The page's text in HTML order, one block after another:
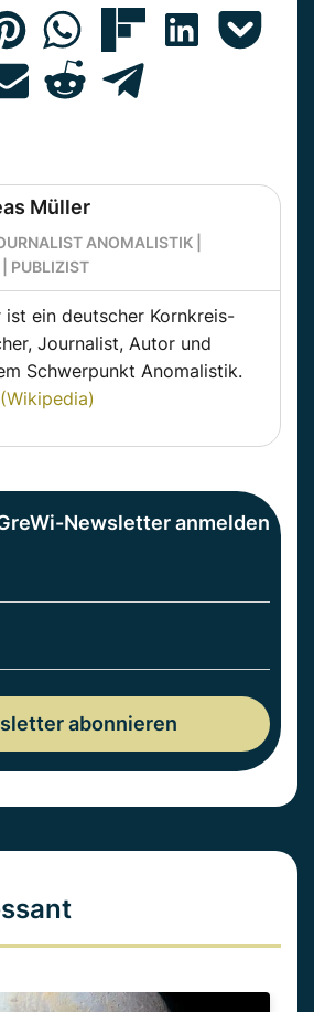
Müller
ANOMALISTIK |
PUBLIZIST
ist ein deutscher Kornkreis-
Journalist, Autor und
Schwerpunkt Anomalistik.
Newsletter anmelden